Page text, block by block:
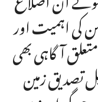
کی اہمیت اور
آگاہی بھی
تصدیق زمین